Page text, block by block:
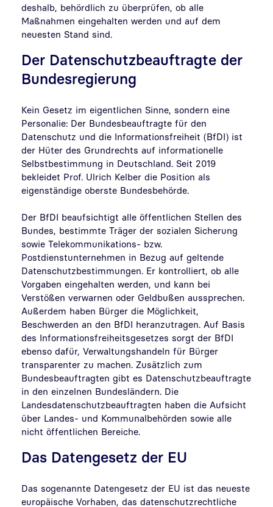
deshalb, behördlich zu überprüfen, ob alle
Maßnahmen eingehalten werden und auf dem
neuesten Stand sind.
Der Datenschutzbeauftragte der
Bundesregierung
Kein Gesetz im eigentlichen Sinne, sondern eine
Personalie: Der Bundesbeauftragte für den
Datenschutz und die Informationsfreiheit (BfDI) ist
der Hüter des Grundrechts auf informationelle
Selbstbestimmung in Deutschland. Seit 2019
bekleidet Prof. Ulrich Kelber die Position als
eigenständige oberste Bundesbehörde.
Der BfDI beaufsichtigt alle öffentlichen Stellen des
Bundes, bestimmte Träger der sozialen Sicherung
sowie Telekommunikations- bzw.
Postdienstunternehmen in Bezug auf geltende
Datenschutzbestimmungen. Er kontrolliert, ob alle
Vorgaben eingehalten werden, und kann bei
Verstößen verwarnen oder Geldbußen aussprechen.
Außerdem haben Bürger die Möglichkeit,
Beschwerden an den BfDI heranzutragen. Auf Basis
des Informationsfreiheitsgesetzes sorgt der BfDI
ebenso dafür, Verwaltungshandeln für Bürger
transparenter zu machen. Zusätzlich zum
Bundesbeauftragten gibt es Datenschutzbeauftragte
in den einzelnen Bundesländern. Die
Landesdatenschutzbeauftragten haben die Aufsicht
über Landes- und Kommunalbehörden sowie alle
nicht öffentlichen Bereiche.
Das Datengesetz der EU
Das sogenannte Datengesetz der EU ist das neueste
europäische Vorhaben, das datenschutzrechtliche